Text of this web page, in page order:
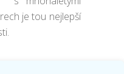
je tou nejlepší